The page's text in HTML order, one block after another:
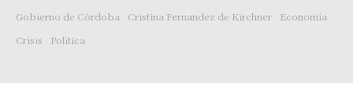
Gobierno de Córdoba
Cristina Fernandez de Kirchner
Economía
Crisis
Politica